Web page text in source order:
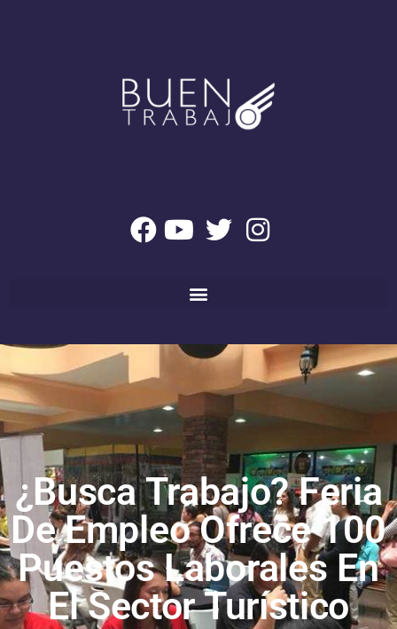
¿Busca Trabajo? Feria
De Empleo Ofrece 100
Puestos Laborales En
El Sector Turístico